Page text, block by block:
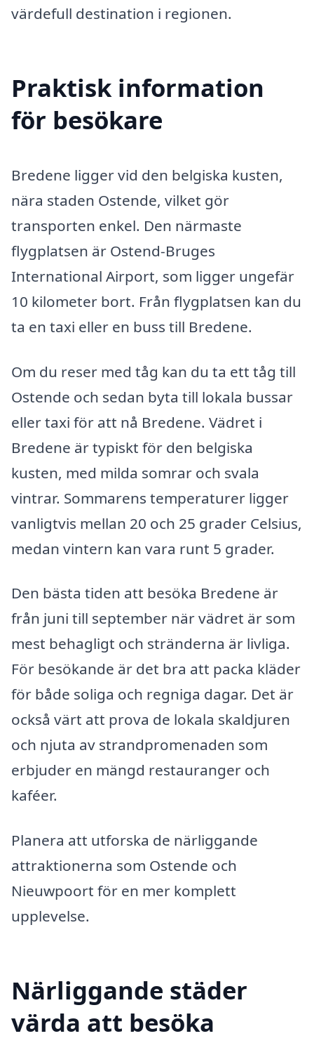
värdefull destination i regionen.
Praktisk information
för besökare
Bredene ligger vid den belgiska kusten,
nära staden Ostende, vilket gör
transporten enkel. Den närmaste
flygplatsen är Ostend-Bruges
International Airport, som ligger ungefär
10 kilometer bort. Från flygplatsen kan du
ta en taxi eller en buss till Bredene.
Om du reser med tåg kan du ta ett tåg till
Ostende och sedan byta till lokala bussar
eller taxi för att nå Bredene. Vädret i
Bredene är typiskt för den belgiska
kusten, med milda somrar och svala
vintrar. Sommarens temperaturer ligger
vanligtvis mellan 20 och 25 grader Celsius,
medan vintern kan vara runt 5 grader.
Den bästa tiden att besöka Bredene är
från juni till september när vädret är som
mest behagligt och stränderna är livliga.
För besökande är det bra att packa kläder
för både soliga och regniga dagar. Det är
också värt att prova de lokala skaldjuren
och njuta av strandpromenaden som
erbjuder en mängd restauranger och
kaféer.
Planera att utforska de närliggande
attraktionerna som Ostende och
Nieuwpoort för en mer komplett
upplevelse.
Närliggande städer
värda att besöka